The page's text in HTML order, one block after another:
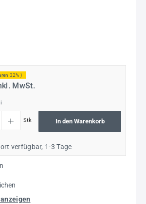
32% )
MwSt.
Stk In den Warenkorb
verfügbar, 1-3 Tage